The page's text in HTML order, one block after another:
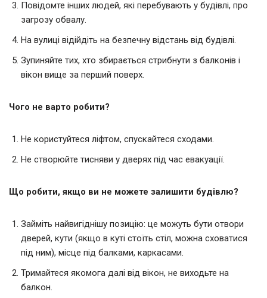
Повідомте інших людей, які перебувають у будівлі, про
загрозу обвалу.
На вулиці відійдіть на безпечну відстань від будівлі.
Зупиняйте тих, хто збирається стрибнути з балконів і
вікон вище за перший поверх.
Чого не варто робити?
Не користуйтеся ліфтом, спускайтеся сходами.
Не створюйте тисняви у дверях під час евакуації.
Що робити, якщо ви не можете залишити будівлю?
Займіть найвигіднішу позицію: це можуть бути отвори
дверей, кути (якщо в куті стоїть стіл, можна сховатися
під ним), місце під балками, каркасами.
Тримайтеся якомога далі від вікон, не виходьте на
балкон.